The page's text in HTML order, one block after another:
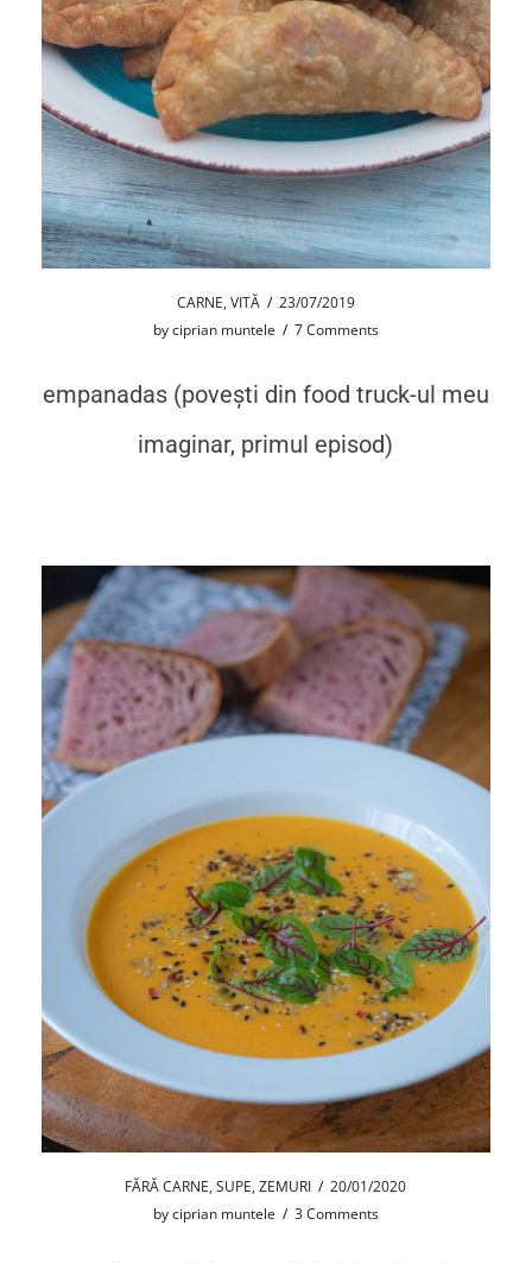
CARNE, VITĂ / 23/07/2019
byciprian muntele / 7 Comments
empanadas (povești din food truck-ul meu
imaginar, primul episod)
FĂRĂ CARNE,SUPE,ZEMURI / 20/01/2020
byciprian muntele / 3 Comments